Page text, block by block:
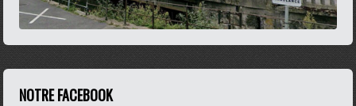
NOTRE FACEBOOK